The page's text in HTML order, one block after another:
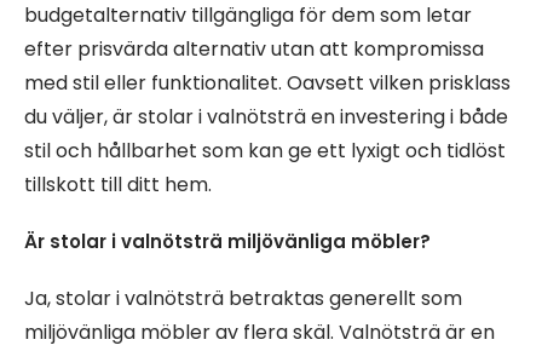
budgetalternativ tillgängliga för dem som letar
efter prisvärda alternativ utan att kompromissa
med stil eller funktionalitet. Oavsett vilken prisklass
du väljer, är stolar i valnötsträ en investering i både
stil och hållbarhet som kan ge ett lyxigt och tidlöst
tillskott till ditt hem.
Är stolar i valnötsträ miljövänliga möbler?
Ja, stolar i valnötsträ betraktas generellt som
miljövänliga möbler av flera skäl. Valnötsträ är en